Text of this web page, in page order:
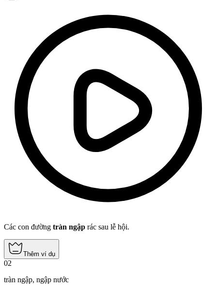
Các con đường tràn ngập rác sau lễ hội.
Thêm ví dụ
02
tràn ngập, ngập nước